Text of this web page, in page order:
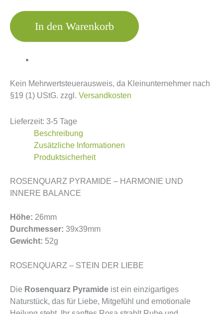
In den Warenkorb
Kein Mehrwertsteuerausweis, da Kleinunternehmer nach
§19 (1) UStG. zzgl. Versandkosten
Lieferzeit: 3-5 Tage
Beschreibung
Zusätzliche Informationen
Produktsicherheit
ROSENQUARZ PYRAMIDE – HARMONIE UND
INNERE BALANCE
Höhe: 26mm
Durchmesser: 39x39mm
Gewicht: 52g
ROSENQUARZ – STEIN DER LIEBE
Die Rosenquarz Pyramide ist ein einzigartiges
Naturstück, das für Liebe, Mitgefühl und emotionale